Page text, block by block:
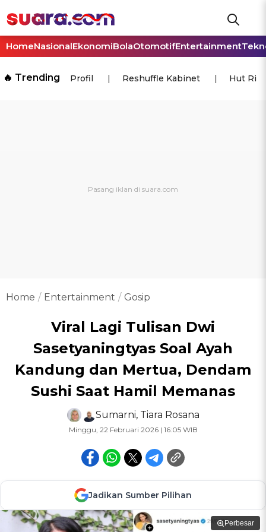
HomeNasionalEkonomiBolaOtomotifEntertainment
🔥 Trending Profil Reshuffle Kabinet Hut Ri
Home Entertainment Gosip
Viral Lagi Tulisan Dwi
Sasetyaningtyas Soal Ayah
Kandung dan Mertua, Dendam
Sushi Saat Hamil Memanas
Sumarni, Tiara Rosana
Minggu, 22 Februari 2026 | 16:05 WIB
Jadikan Sumber Pilihan
Perbesar